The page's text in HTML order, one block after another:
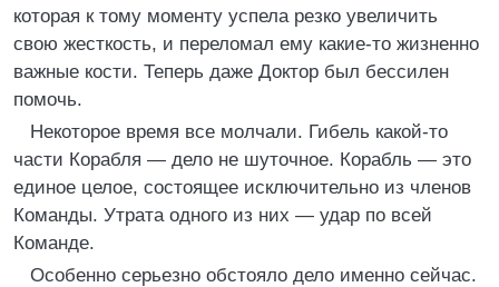
которая к тому моменту успела резко увеличить
свою жесткость, и переломал ему какие-то жизненно
важные кости. Теперь даже Доктор был бессилен
помочь.
Некоторое время все молчали. Гибель какой-то
части Корабля — дело не шуточное. Корабль — это
единое целое, состоящее исключительно из членов
Команды. Утрата одного из них — удар по всей
Команде.
Особенно серьезно обстояло дело именно сейчас.